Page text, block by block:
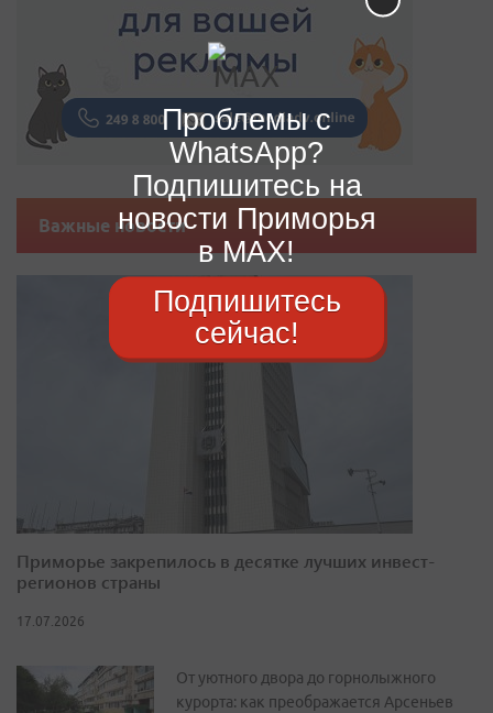
Важные новости
Приморье закрепилось в десятке лучших инвест-
регионов страны
17.07.2026
От уютного двора до горнолыжного
курорта: как преображается Арсеньев
Проблемы с
WhatsApp?
Подпишитесь на
новости Приморья
в MAX!
Подпишитесь
сейчас!